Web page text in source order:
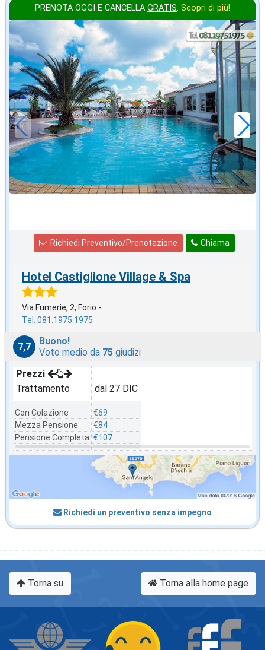
PRENOTA OGGI E CANCELLA GRATIS. Scopri di più!
2027 CAPODANNO
in offerta da
€69,86
a notte
Chiama
Richiedi Preventivo/Prenotazione
Hotel Castiglione Village & Spa
Via Fumerie, 2, Forio -
Tel. 081.1975.1975
7,7
Buono!
Voto medio da 75 giudizi
Prezzi
Trattamento
Con Colazione
Mezza Pensione
Pensione Completa
dal 27 DIC
€69
€84
€107
Richiedi un preventivo senza impegno
Torna su Torna alla home page